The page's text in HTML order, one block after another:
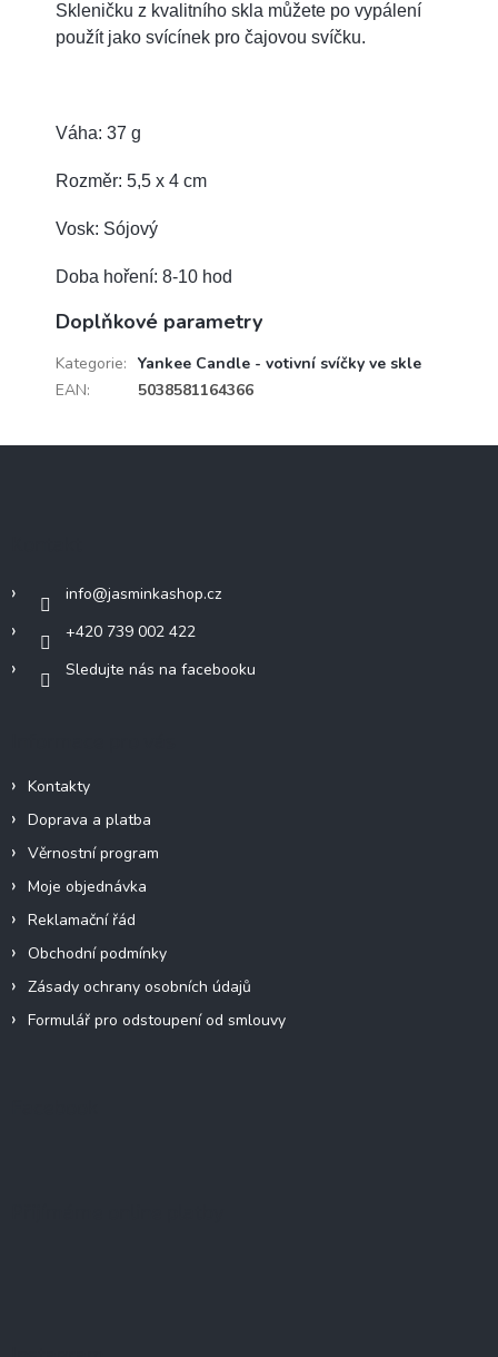
Skleničku z kvalitního skla můžete po vypálení
použít jako svícínek pro čajovou svíčku.
Váha: 37 g
Rozměr: 5,5 x 4 cm
Vosk: Sójový
Doba hoření: 8-10 hod
Doplňkové parametry
Kategorie: Yankee Candle - votivní svíčky ve skle
EAN: 5038581164366
info@jasminkashop.cz
+420 739 002 422
Sledujte nás na facebooku
Kontakty
Doprava a platba
Věrnostní program
Moje objednávka
Reklamační řád
Obchodní podmínky
Zásady ochrany osobních údajů
Formulář pro odstoupení od smlouvy